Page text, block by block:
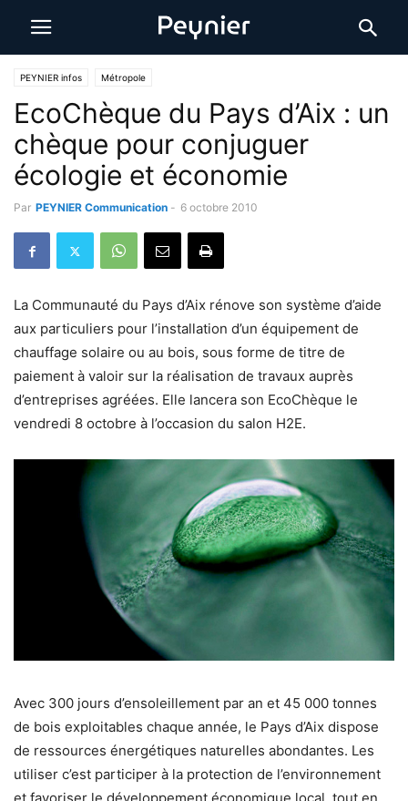
PEYNIER infos Métropole
EcoChèque du Pays d’Aix : un
chèque pour conjuguer
écologie et économie
Par PEYNIER Communication - 6 octobre 2010
La Communauté du Pays d’Aix rénove son système d’aide
aux particuliers pour l’installation d’un équipement de
chauffage solaire ou au bois, sous forme de titre de
paiement à valoir sur la réalisation de travaux auprès
d’entreprises agréées. Elle lancera son EcoChèque le
vendredi 8 octobre à l’occasion du salon H2E.
Avec 300 jours d’ensoleillement par an et 45 000 tonnes
de bois exploitables chaque année, le Pays d’Aix dispose
de ressources énergétiques naturelles abondantes. Les
utiliser c’est participer à la protection de l’environnement